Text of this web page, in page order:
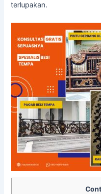
terlupakan.